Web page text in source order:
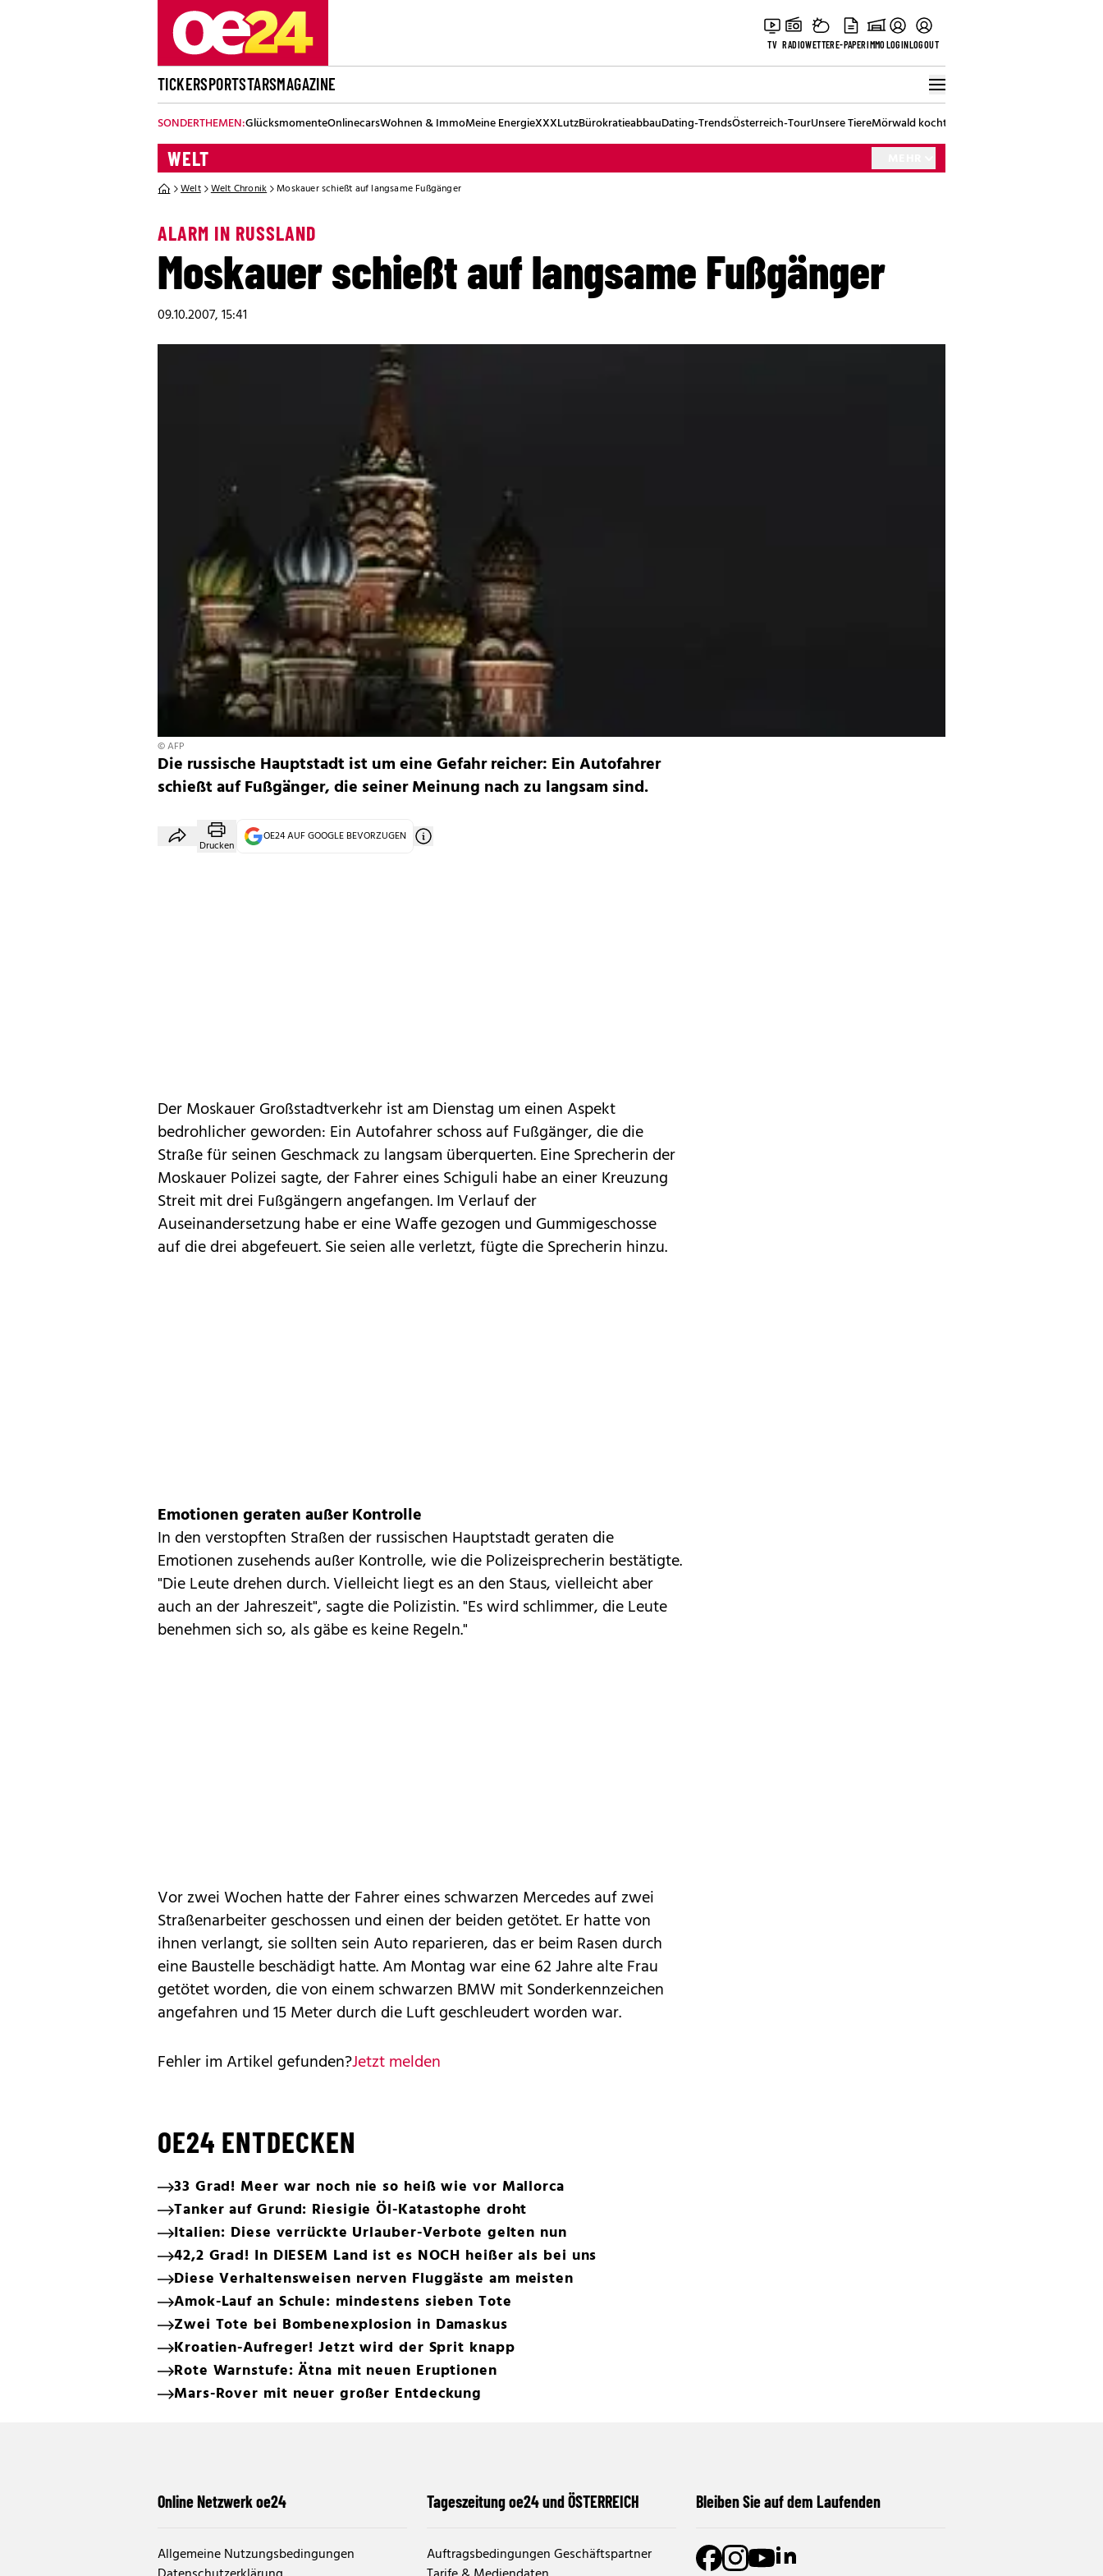
TV RADIOWETTERE-PAPERIMMOLOGINLOGOUT
TICKERSPORTSTARSMAGAZINE
SONDERTHEMEN:GlücksmomenteOnlinecarsWohnen & ImmoMeine EnergieXXXLutzBürokratieabbauDating-TrendsÖsterreich-TourUnsere TiereMörwald kocht
WELT
Welt Welt Chronik Moskauer schießt auf langsame Fußgänger
ALARM IN RUSSLAND
Moskauer schießt auf langsame Fußgänger
09.10.2007, 15:41
© AFP
Die russische Hauptstadt ist um eine Gefahr reicher: Ein Autofahrer
schießt auf Fußgänger, die seiner Meinung nach zu langsam sind.
Drucken
OE24 AUF GOOGLE BEVORZUGEN
Der Moskauer Großstadtverkehr ist am Dienstag um einen Aspekt
bedrohlicher geworden: Ein Autofahrer schoss auf Fußgänger, die die
Straße für seinen Geschmack zu langsam überquerten. Eine Sprecherin der
Moskauer Polizei sagte, der Fahrer eines Schiguli habe an einer Kreuzung
Streit mit drei Fußgängern angefangen. Im Verlauf der
Auseinandersetzung habe er eine Waffe gezogen und Gummigeschosse
auf die drei abgefeuert. Sie seien alle verletzt, fügte die Sprecherin hinzu.
Emotionen geraten außer Kontrolle
In den verstopften Straßen der russischen Hauptstadt geraten die
Emotionen zusehends außer Kontrolle, wie die Polizeisprecherin bestätigte.
"Die Leute drehen durch. Vielleicht liegt es an den Staus, vielleicht aber
auch an der Jahreszeit", sagte die Polizistin. "Es wird schlimmer, die Leute
benehmen sich so, als gäbe es keine Regeln."
Vor zwei Wochen hatte der Fahrer eines schwarzen Mercedes auf zwei
Straßenarbeiter geschossen und einen der beiden getötet. Er hatte von
ihnen verlangt, sie sollten sein Auto reparieren, das er beim Rasen durch
eine Baustelle beschädigt hatte. Am Montag war eine 62 Jahre alte Frau
getötet worden, die von einem schwarzen BMW mit Sonderkennzeichen
angefahren und 15 Meter durch die Luft geschleudert worden war.
Fehler im Artikel gefunden?Jetzt melden
OE24 ENTDECKEN
33 Grad! Meer war noch nie so heiß wie vor Mallorca
Tanker auf Grund: Riesigie Öl-Katastophe droht
Italien: Diese verrückte Urlauber-Verbote gelten nun
42,2 Grad! In DIESEM Land ist es NOCH heißer als bei uns
Diese Verhaltensweisen nerven Fluggäste am meisten
Amok-Lauf an Schule: mindestens sieben Tote
Zwei Tote bei Bombenexplosion in Damaskus
Kroatien-Aufreger! Jetzt wird der Sprit knapp
Rote Warnstufe: Ätna mit neuen Eruptionen
Mars-Rover mit neuer großer Entdeckung
Online Netzwerk oe24
Allgemeine Nutzungsbedingungen
Tageszeitung oe24 und ÖSTERREICH
Auftragsbedingungen Geschäftspartner
Bleiben Sie auf dem Laufenden